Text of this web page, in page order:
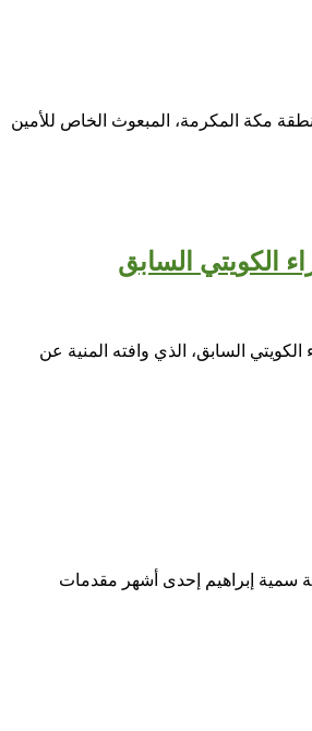
مكة المكرمة، المبعوث الخاص للأمين
الكويتي السابق
السابق، الذي وافته المنية عن
سمية إبراهيم إحدى أشهر مقدمات